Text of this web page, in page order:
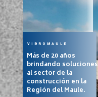
VIBROMAULE
Más de 20 años
brindando soluciones
al sector de la
construcción en la
Región del Maule.